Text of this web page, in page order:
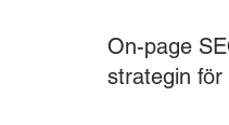
On-page
strategin